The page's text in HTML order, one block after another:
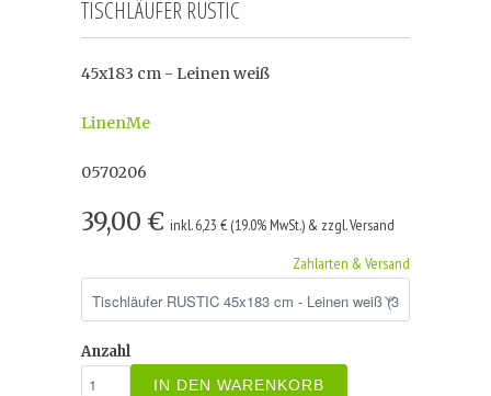
TISCHLÄUFER RUSTIC
45x183 cm - Leinen weiß
LinenMe
0570206
39,00 € inkl. 6,23 € (19.0% MwSt.) & zzgl. Versand
Zahlarten & Versand
Anzahl
IN DEN WARENKORB